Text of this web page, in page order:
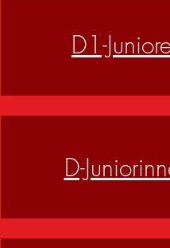
D1-
D-